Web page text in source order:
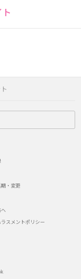
・変更
スメントポリシー